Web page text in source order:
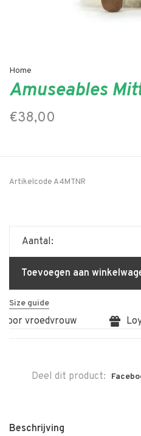
Home
Amuseables
€38,00
Artikelcode A4MTNR
Aantal:
Toevoegen aan
Size guide
vroedvrouw
Deel dit product:
Beschrijving